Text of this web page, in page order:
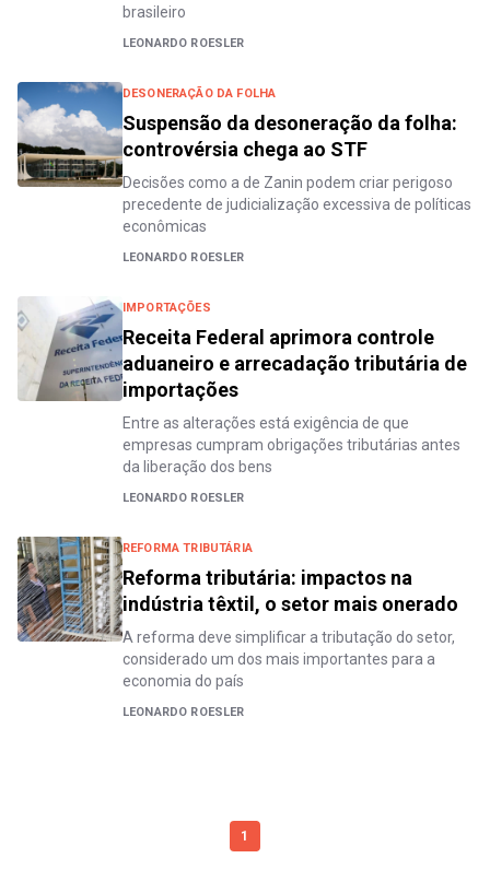
brasileiro
LEONARDO ROESLER
DESONERAÇÃO DA FOLHA
Suspensão da desoneração da folha:
controvérsia chega ao STF
Decisões como a de Zanin podem criar perigoso
precedente de judicialização excessiva de políticas
econômicas
LEONARDO ROESLER
IMPORTAÇÕES
Receita Federal aprimora controle
aduaneiro e arrecadação tributária de
importações
Entre as alterações está exigência de que
empresas cumpram obrigações tributárias antes
da liberação dos bens
LEONARDO ROESLER
REFORMA TRIBUTÁRIA
Reforma tributária: impactos na
indústria têxtil, o setor mais onerado
A reforma deve simplificar a tributação do setor,
considerado um dos mais importantes para a
economia do país
LEONARDO ROESLER
1